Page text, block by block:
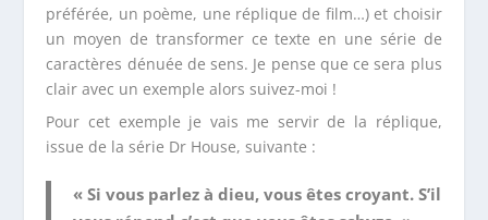
préférée, un poème, une réplique de film…) et choisir
un moyen de transformer ce texte en une série de
caractères dénuée de sens. Je pense que ce sera plus
clair avec un exemple alors suivez-moi !
Pour cet exemple je vais me servir de la réplique,
issue de la série Dr House, suivante :
«Sivous parlezà dieu,vousêtescroyant. S’il